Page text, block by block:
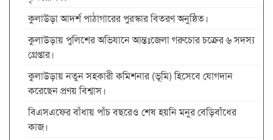
কুলাউড়া আদর্শ পাঠাগারের পুরস্কার বিতরণ অনুষ্ঠিত।
কুলাউড়ায় পুলিশের অভিযানে আন্তঃজেলা গরুচোর চক্রের ৬ সদস্য
গ্রেপ্তার।
কুলাউড়ায় নতুন সহকারী কমিশনার (ভূমি) হিসেবে যোগদান
করেছেন প্রণয় বিশ্বাস।
বিএসএফের বাঁধায় পাঁচ বছরেও শেষ হয়নি মনুর বেড়িবাঁধের
কাজ।